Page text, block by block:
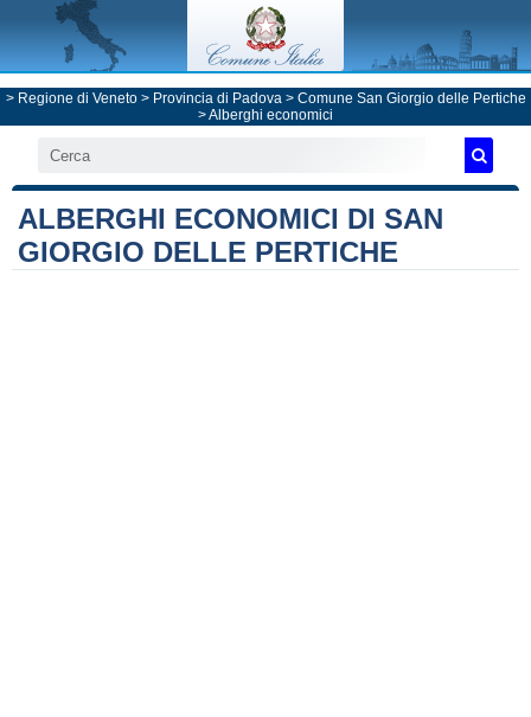
> Regione di Veneto> Provincia di Padova> Comune San Giorgio delle Pertiche
> Alberghi economici
ALBERGHI ECONOMICI DI SAN
GIORGIO DELLE PERTICHE